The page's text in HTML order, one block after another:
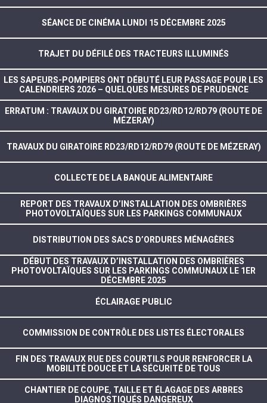
SÉANCE DE CINÉMA LUNDI 15 DÉCEMBRE 2025
TRAJET DU DÉFILÉ DES TRACTEURS ILLUMINÉS
LES SAPEURS-POMPIERS ONT DÉBUTÉ LEUR PASSAGE POUR LES
CALENDRIERS 2026 – QUELQUES MESURES DE PRUDENCE
ERRATUM : TRAVAUX DU GIRATOIRE RD23/RD12/RD79 (ROUTE DE
MÉZERAY)
TRAVAUX DU GIRATOIRE RD23/RD12/RD79 (ROUTE DE MÉZERAY)
COLLECTE DE LA BANQUE ALIMENTAIRE
REPORT DES TRAVAUX D’INSTALLATION DES OMBRIÈRES
PHOTOVOLTAÏQUES SUR LES PARKINGS COMMUNAUX
DISTRIBUTION DES SACS D’ORDURES MÉNAGÈRES
DÉBUT DES TRAVAUX D’INSTALLATION DES OMBRIÈRES
PHOTOVOLTAÏQUES SUR LES PARKINGS COMMUNAUX LE 1ER
DÉCEMBRE 2025
ÉCLAIRAGE PUBLIC
COMMISSION DE CONTRÔLE DES LISTES ÉLECTORALES
FIN DES TRAVAUX RUE DES COURTILS POUR RENFORCER LA
MOBILITÉ DOUCE ET LA SÉCURITÉ DE TOUS
CHANTIER DE COUPE, TAILLE ET ÉLAGAGE DES ARBRES
DIAGNOSTIQUÉS DANGEREUX